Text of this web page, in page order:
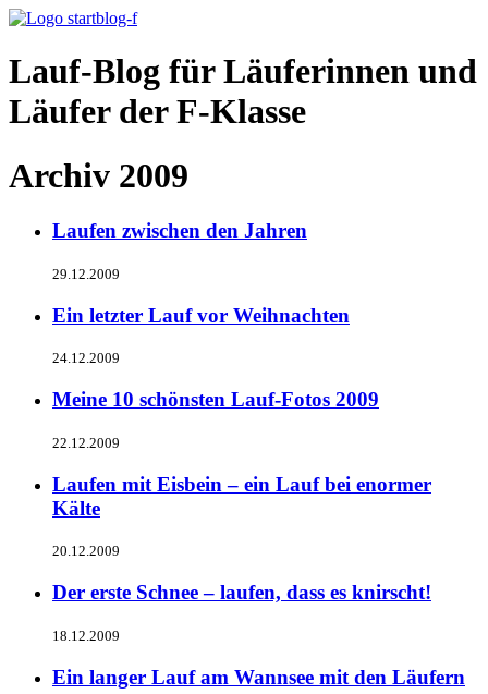
Lauf-Blog für Läuferinnen und
Läufer der F-Klasse
Archiv 2009
Laufen zwischen den Jahren
29.12.2009
Ein letzter Lauf vor Weihnachten
24.12.2009
Meine 10 schönsten Lauf-Fotos 2009
22.12.2009
Laufen mit Eisbein – ein Lauf bei enormer
Kälte
20.12.2009
Der erste Schnee – laufen, dass es knirscht!
18.12.2009
Ein langer Lauf am Wannsee mit den Läufern